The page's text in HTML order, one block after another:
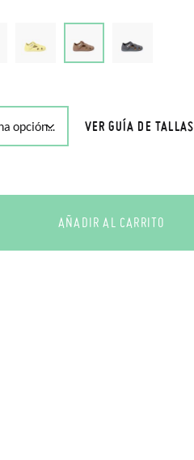
VER GUÍA DE TALLAS
AÑADIR AL CARRITO